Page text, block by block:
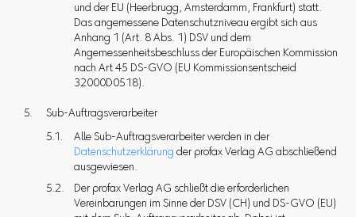
und der EU (Heerbrugg, Amsterdamm, Frankfurt) statt.
Das angemessene Datenschutzniveau ergibt sich aus
Anhang 1 (Art. 8 Abs. 1) DSV und dem
Angemessenheitsbeschluss der Europäischen Kommission
nach Art 45 DS-GVO (EU Kommissionsentscheid
32000D0518).
Sub-Auftragsverarbeiter
Alle Sub-Auftragsverarbeiter werden in der
Datenschutzerklärung der profax Verlag AG abschließend
ausgewiesen.
Der profax Verlag AG schließt die erforderlichen
Vereinbarungen im Sinne der DSV (CH) und DS-GVO (EU)